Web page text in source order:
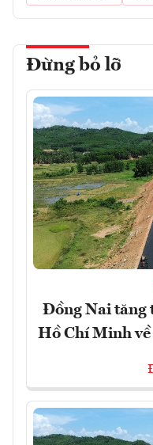
Đừng bỏ lỡ
Đồng Nai tăng
Hồ Chí Minh